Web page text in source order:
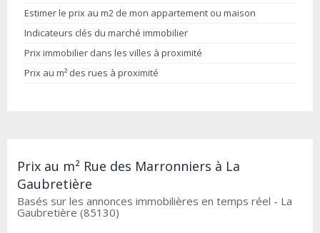
Estimer le prix au m2 de mon appartement ou maison
Indicateurs clés du marché immobilier
Prix immobilier dans les villes à proximité
Prix au m² des rues à proximité
Prix au m² Rue des Marronniers à La
Gaubretière
Basés sur les annonces immobilières en temps réel - La
Gaubretière (85130)